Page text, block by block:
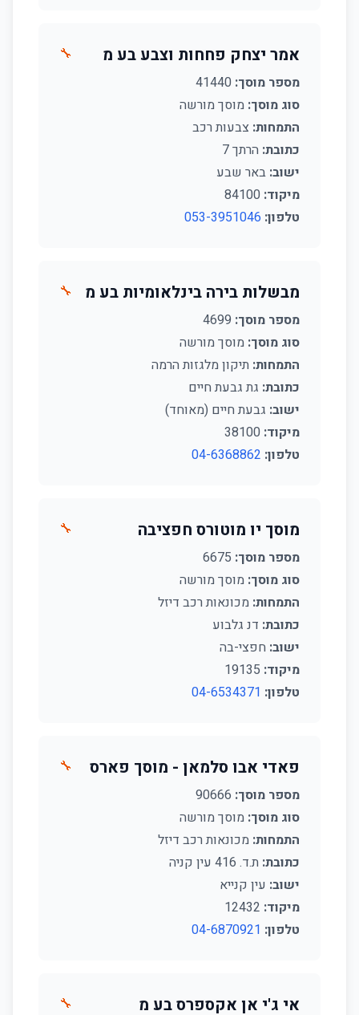
אמר יצחק פחחות וצבע בע מ
מספר מוסך:
סוג מוסך: מוסך מורשה
התמחות: צבעות רכב
כתובת: הרתך 7
ישוב: באר שבע
מיקוד:
טלפון: 053-3951046
🔧
מבשלות בירה בינלאומיות בע מ
מספר מוסך:
סוג מוסך: מוסך מורשה
התמחות: תיקון מלגזות הרמה
כתובת: גת גבעת חיים
ישוב: גבעת חיים (מאוחד)
מיקוד:
טלפון: 04-6368862
🔧
מוסך יו מוטורס חפציבה
מספר מוסך:
סוג מוסך: מוסך מורשה
התמחות: מכונאות רכב דיזל
כתובת: דנ גלבוע
ישוב: חפצי-בה
מיקוד:
טלפון: 04-6534371
🔧
פאדי אבו סלמאן - מוסך פארס
מספר מוסך:
סוג מוסך: מוסך מורשה
התמחות: מכונאות רכב דיזל
כתובת: ת.ד. 416 עין קניה
ישוב: עין קנייא
מיקוד:
טלפון: 04-6870921
🔧
אי ג'י אן אקספרס בע מ 🔧